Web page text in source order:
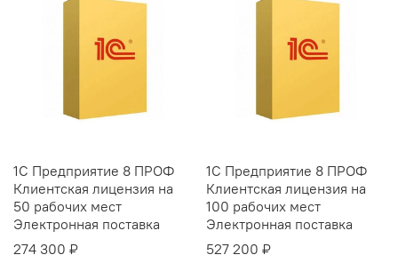
1С Предприятие 8 ПРОФ
Клиентская лицензия на
50 рабочих мест
Электронная поставка
274 300 ₽
1С Предприятие 8 ПРОФ
Клиентская лицензия на
100 рабочих мест
Электронная поставка
527 200 ₽